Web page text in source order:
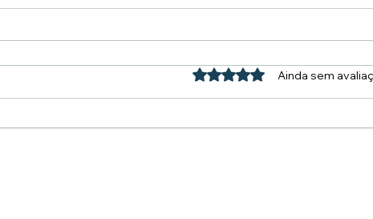
Avaliado com 0 de 5
Ainda sem